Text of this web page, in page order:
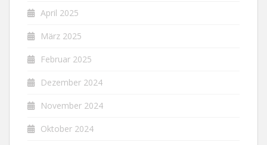
April 2025
März 2025
Februar 2025
Dezember 2024
November 2024
Oktober 2024